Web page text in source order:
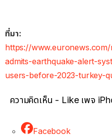
ที่มา:
https://
admits-earthquake-alert-
users-before-2023-turkey-
ความคิดเห็น - Like เพจ
Facebook